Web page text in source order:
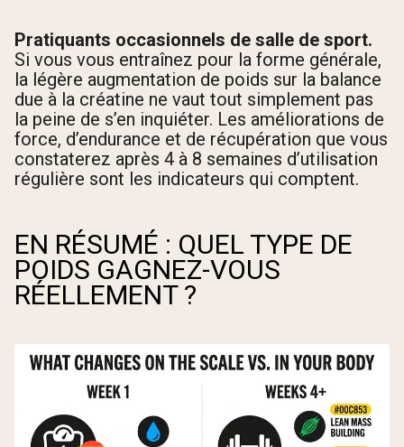
Pratiquants occasionnels de salle de sport.
Si vous vous entraînez pour la forme générale,
la légère augmentation de poids sur la balance
due à la créatine ne vaut tout simplement pas
la peine de s’en inquiéter. Les améliorations de
force, d’endurance et de récupération que vous
constaterez après 4 à 8 semaines d’utilisation
régulière sont les indicateurs qui comptent.
EN RÉSUMÉ : QUEL TYPE DE
POIDS GAGNEZ-VOUS
RÉELLEMENT ?